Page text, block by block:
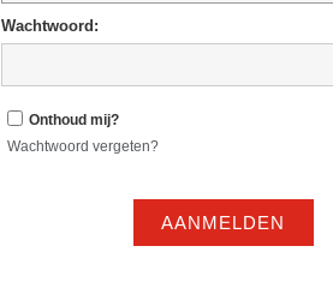
Wachtwoord:
Onthoud mij?
Wachtwoord vergeten?
AANMELDEN